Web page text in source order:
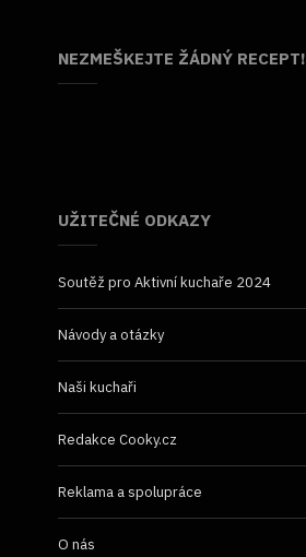
NEZMEŠKEJTE ŽÁDNÝ RECEPT!
UŽITEČNÉ ODKAZY
Soutěž pro Aktivní kuchaře 2024
Návody a otázky
Naši kuchaři
Redakce Cooky.cz
Reklama a spolupráce
O nás